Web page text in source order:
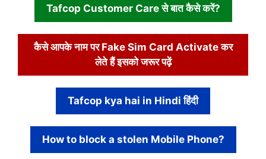
Tafcop Customer Care से बात कैसे करें?
कैसे आपके नाम पर Fake Sim Card Activate कर
लेते हैं इसको जरूर पढ़ें
Tafcop kya hai in Hindi हिंदी
How to block a stolen Mobile Phone?